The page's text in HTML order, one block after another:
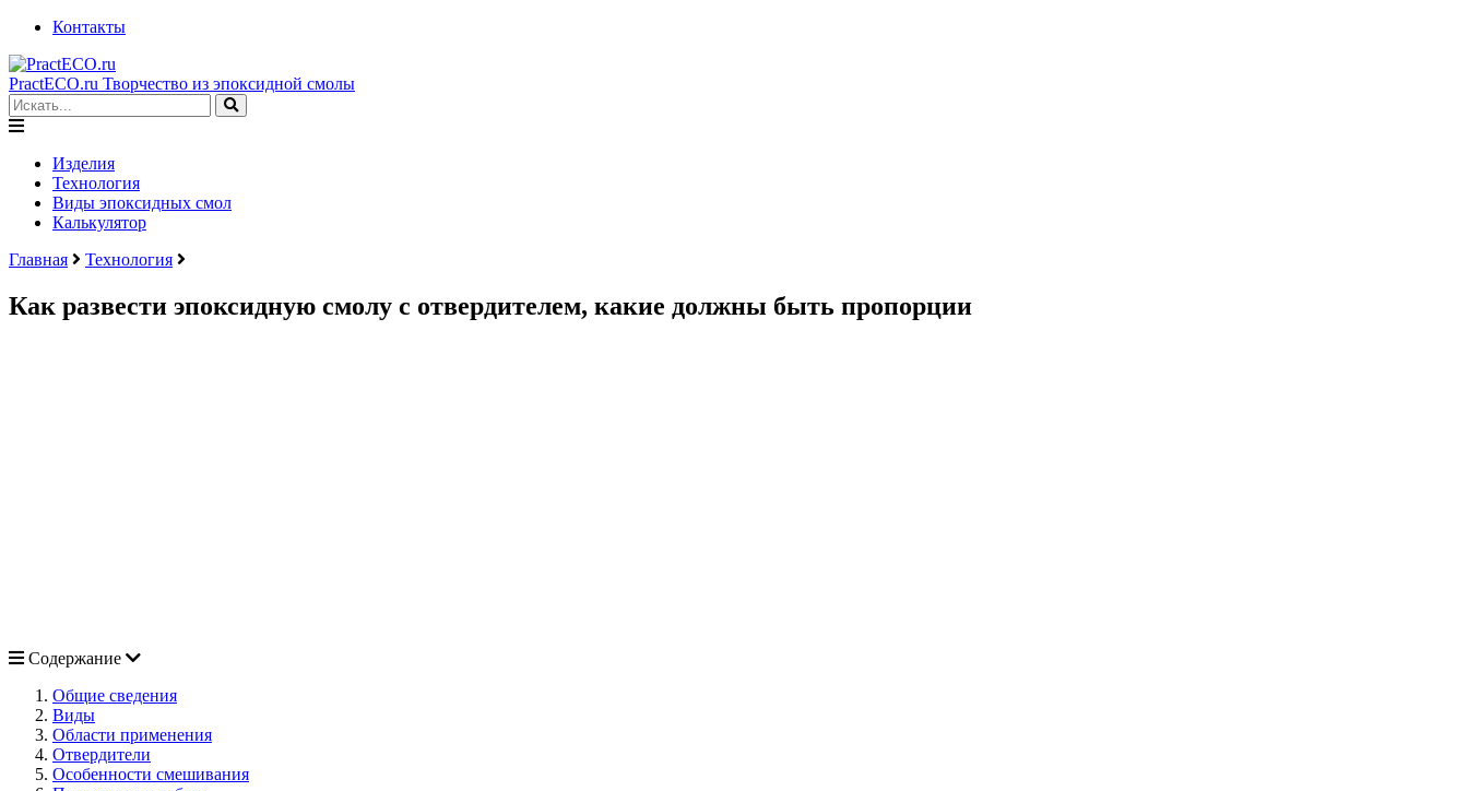
Контакты
PractECO.ru Творчество из эпоксидной смолы
Изделия
Технология
Виды эпоксидных смол
Калькулятор
Главная
Технология
Как развести эпоксидную смолу с отвердителем, какие должны быть пропорции
Содержание
Общие сведения
Виды
Области применения
Отвердители
Особенности смешивания